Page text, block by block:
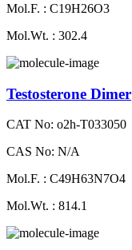
Mol.F. : C19H26O3
Mol.Wt. : 302.4
Testosterone Dimer
CAT No: o2h-T033050
CAS No: N/A
Mol.F. : C49H63N7O4
Mol.Wt. : 814.1